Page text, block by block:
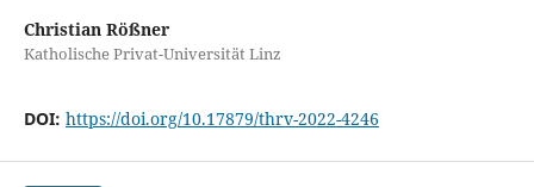
Christian Rößner
Katholische Privat-Universität Linz
DOI: https://doi.org/10.17879/thrv-2022-4246